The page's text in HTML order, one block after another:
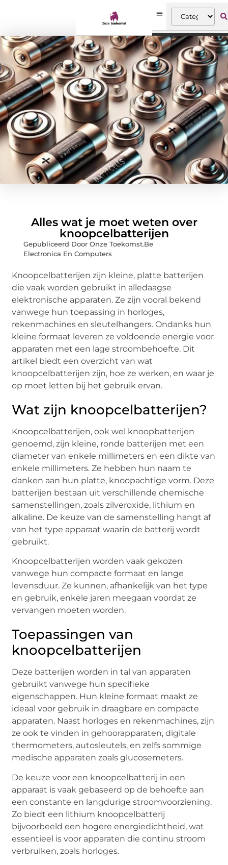
Alles wat je moet weten over
knoopcelbatterijen
Gepubliceerd Door Onze Toekomst.Be
Electronica En Computers
Knoopcelbatterijen zijn kleine, platte batterijen
die vaak worden gebruikt in alledaagse
elektronische apparaten. Ze zijn vooral bekend
vanwege hun toepassing in horloges,
rekenmachines en sleutelhangers. Ondanks hun
kleine formaat leveren ze voldoende energie voor
apparaten met een lage stroombehoefte. Dit
artikel biedt een overzicht van wat
knoopcelbatterijen zijn, hoe ze werken, en waar je
op moet letten bij het gebruik ervan.
Wat zijn knoopcelbatterijen?
Knoopcelbatterijen, ook wel knoopbatterijen
genoemd, zijn kleine, ronde batterijen met een
diameter van enkele millimeters en een dikte van
enkele millimeters. Ze hebben hun naam te
danken aan hun platte, knoopachtige vorm. Deze
batterijen bestaan uit verschillende chemische
samenstellingen, zoals zilveroxide, lithium en
alkaline. De keuze van de samenstelling hangt af
van het type apparaat waarin de batterij wordt
gebruikt.
Knoopcelbatterijen worden vaak gekozen
vanwege hun compacte formaat en lange
levensduur. Ze kunnen, afhankelijk van het type
en gebruik, enkele jaren meegaan voordat ze
vervangen moeten worden.
Toepassingen van
knoopcelbatterijen
Deze batterijen worden in tal van apparaten
gebruikt vanwege hun specifieke
eigenschappen. Hun kleine formaat maakt ze
ideaal voor gebruik in draagbare en compacte
apparaten. Naast horloges en rekenmachines, zijn
ze ook te vinden in gehoorapparaten, digitale
thermometers, autosleutels, en zelfs sommige
medische apparaten zoals glucosemeters.
De keuze voor een knoopcelbatterij in een
apparaat is vaak gebaseerd op de behoefte aan
een constante en langdurige stroomvoorziening.
Zo biedt een lithium knoopcelbatterij
bijvoorbeeld een hogere energiedichtheid, wat
essentieel is voor apparaten die continu stroom
verbruiken, zoals horloges.